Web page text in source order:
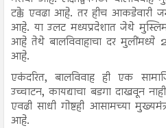
टक्के एवढा आहे. तर हीच आकडेवारी
आहे. या उलट मध्यप्रदेशात जेथे
आहे तेथे बालविवाहाचा दर मुलींमध्ये
आहे.
एकंदरित, बालविवाह ही एक
उच्चाटन, कायद्याचा बडगा दाखवून
एवढी साधी गोष्टही आसामच्या
आहे.